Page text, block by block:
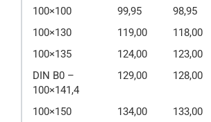
100×100
99,95 98,95
100×130
119,00 118,00
100×135
124,00 123,00
DIN B0 –
100×141,4
129,00 128,00
100×150 134,00 133,00